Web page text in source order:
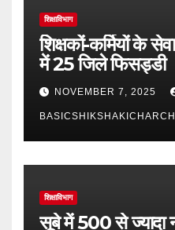
शिक्षाविभाग
शिक्षकों-कर्मियों के
में 25 जिले फिसड्डी
NOVEMBER 7, 2025
शिक्षाविभाग
सूबे में 500 से ज्यादा